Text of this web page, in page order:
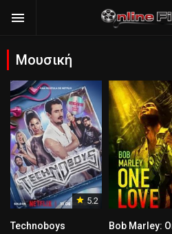
Μουσική
5.2
Technoboys